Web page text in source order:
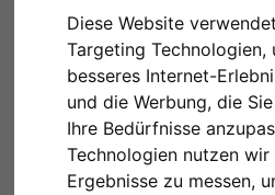
Diese Website
Targeting Technologien,
besseres Internet-
und die Werbung, die
Ihre Bedürfnisse
Technologien nutzen wir
Ergebnisse zu messen,
Zurück